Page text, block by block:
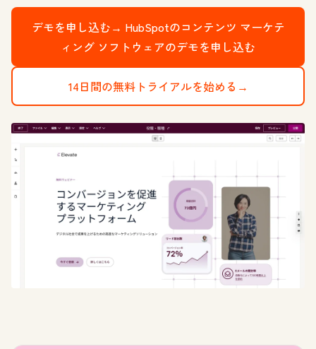
デモを申し込む→ HubSpotのコンテンツ マーケテ
ィング ソフトウェアのデモを申し込む
14日間の無料トライアルを始める→